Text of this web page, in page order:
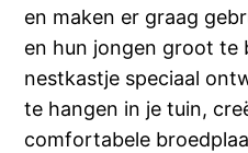
en maken er graag
en hun jongen groot te
nestkastje speciaal
te hangen in je tuin,
comfortabele